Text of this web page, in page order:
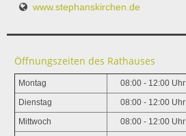
www.stephanskirchen.de
Öffnungszeiten des Rathauses
Montag 08:00 - 12:00 Uhr
Dienstag 08:00 - 12:00 Uhr
Mittwoch 08:00 - 12:00 Uhr